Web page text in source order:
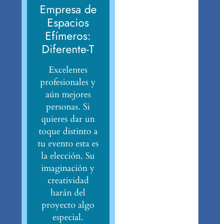
Empresa de
Espacios
Efímeros:
Diferente-T
Excelentes
profesionales y
aún mejores
personas. Si
quieres dar un
toque distinto a
tu evento esta es
la elección. Su
imaginación y
creatividad
harán del
proyecto algo
especial.